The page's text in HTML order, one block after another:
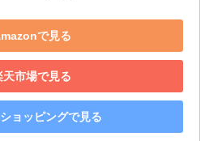
で見る
天市場で見る
ョッピングで見る